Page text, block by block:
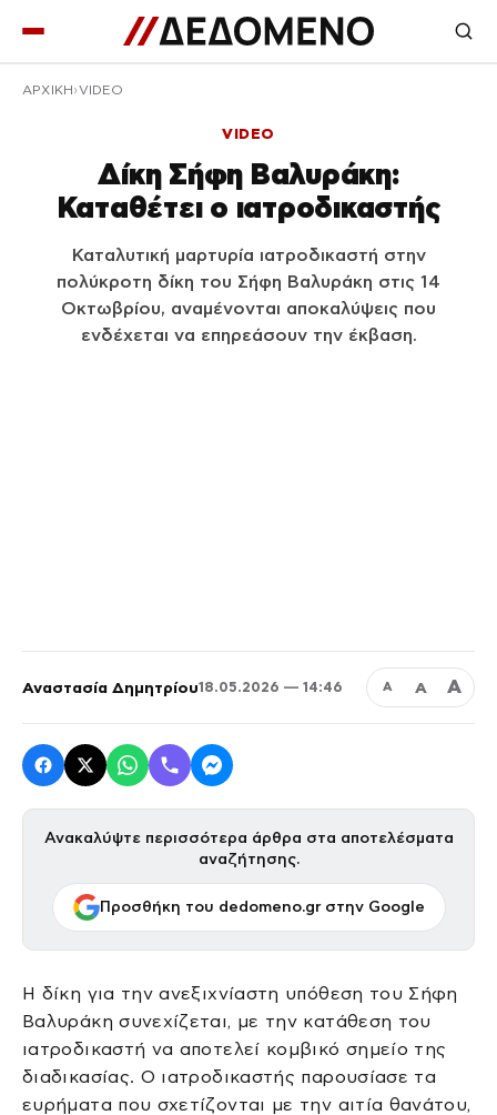
ΑΡΧΙΚΉ VIDEO
VIDEO
Δίκη Σήφη Βαλυράκη:
Καταθέτει ο ιατροδικαστής
Καταλυτική μαρτυρία ιατροδικαστή στην
πολύκροτη δίκη του Σήφη Βαλυράκη στις 14
Οκτωβρίου, αναμένονται αποκαλύψεις που
ενδέχεται να επηρεάσουν την έκβαση.
Αναστασία Δημητρίου18.05.2026 — 14:46 Α Α Α
Ανακαλύψτε περισσότερα άρθρα στα αποτελέσματα
αναζήτησης.
Προσθήκη του dedomeno.gr στην Google
Η δίκη για την ανεξιχνίαστη υπόθεση του Σήφη
Βαλυράκη συνεχίζεται, με την κατάθεση του
ιατροδικαστή να αποτελεί κομβικό σημείο της
διαδικασίας. Ο ιατροδικαστής παρουσίασε τα
ευρήματα που σχετίζονται με την αιτία θανάτου,